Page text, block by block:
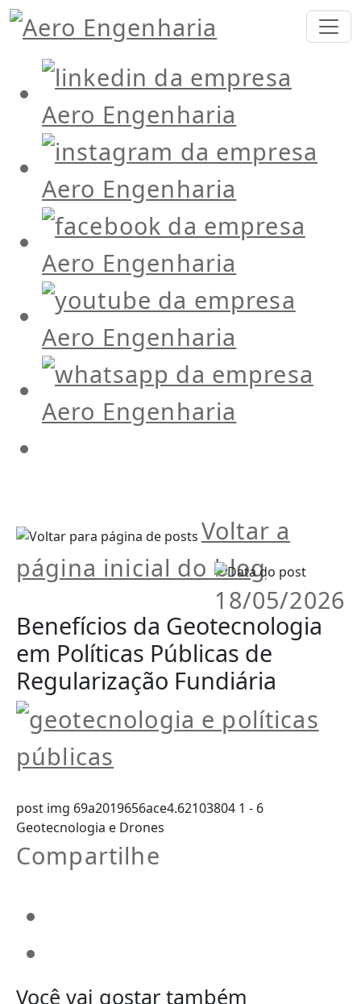
18/05/2026
Voltar a
página inicial do blog
Benefícios da Geotecnologia
em Políticas Públicas de
Regularização Fundiária
post img 69a2019656ace4.62103804 1 - 6
Geotecnologia e Drones
Compartilhe
Você vai gostar também